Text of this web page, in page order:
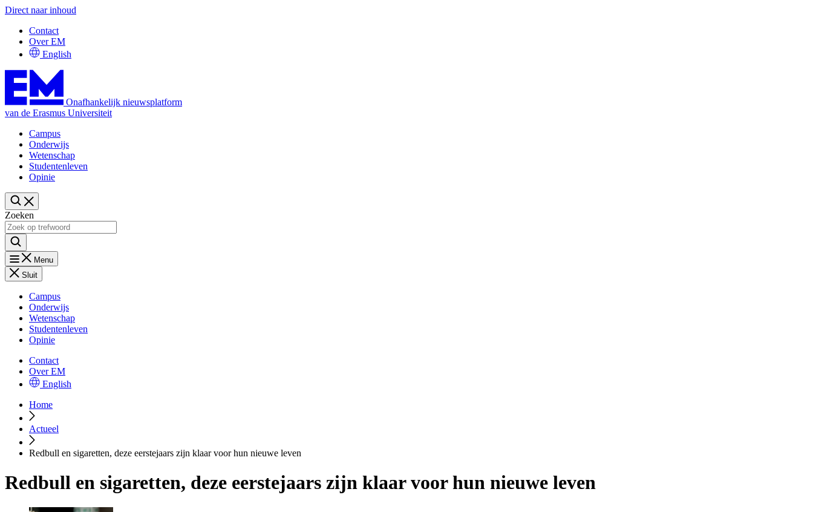
Direct naar inhoud
Contact
Over EM
English
Onafhankelijk nieuwsplatform
van de Erasmus Universiteit
Campus
Onderwijs
Wetenschap
Studentenleven
Opinie
Zoeken
Menu
Sluit
Campus
Onderwijs
Wetenschap
Studentenleven
Opinie
Contact
Over EM
English
Home
Actueel
Redbull en sigaretten, deze eerstejaars zijn klaar voor hun nieuwe leven
Redbull en sigaretten, deze eerstejaars zijn klaar voor hun nieuwe leven